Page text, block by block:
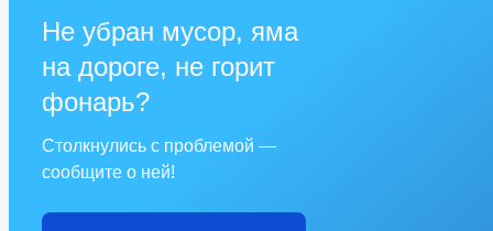
Не убран мусор, яма
на дороге, не горит
фонарь?
Столкнулись с проблемой —
сообщите о ней!